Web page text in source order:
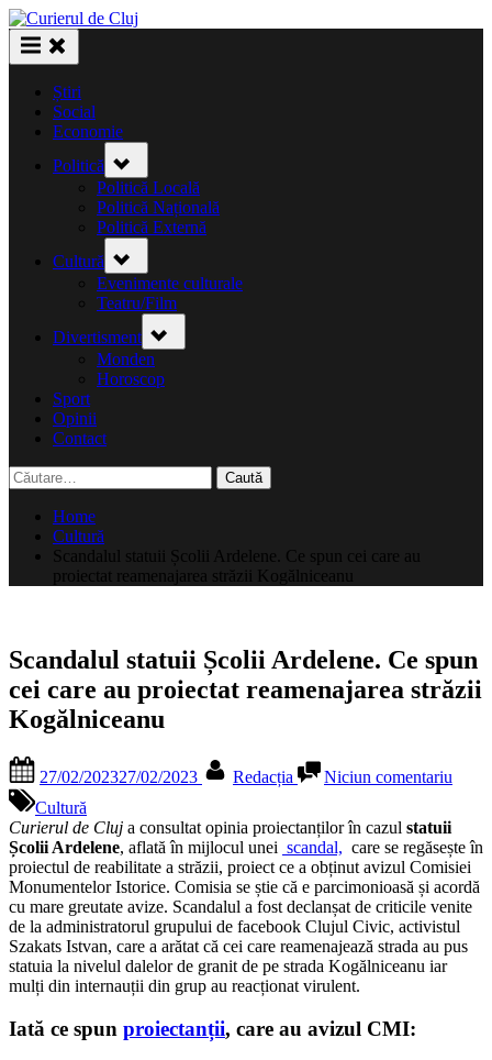
Skip
to
content
Știri
Social
Economie
Politică
sub-
menu
Politică Locală
Politică Națională
Politică Externă
Cultură
sub-
menu
Evenimente culturale
Teatru/Film
Divertisment sub-
menu
Monden
Horoscop
Sport
Opinii
Contact
Caută
după:
Home
Cultură
Scandalul statuii Școlii Ardelene. Ce spun cei care au
proiectat reamenajarea străzii Kogălniceanu
Scandalul statuii Școlii Ardelene. Ce spun
cei care au proiectat reamenajarea străzii
Kogălniceanu
on
27/02/202327/02/2023 Redacția Niciun comentariu
Ce
spun
cei
care
au
Cultură
Curierul de Cluj a consultat opinia proiectanților în cazul statuii
Școlii Ardelene, aflată în mijlocul unei scandal, care se regăsește în
proiectul de reabilitate a străzii, proiect ce a obținut avizul Comisiei
Monumentelor Istorice. Comisia se știe că e parcimonioasă și acordă
cu mare greutate avize. Scandalul a fost declanșat de criticile venite
de la administratorul grupului de facebook Clujul Civic, activistul
Szakats Istvan, care a arătat că cei care reamenajează strada au pus
statuia la nivelul dalelor de granit de pe strada Kogălniceanu iar
mulți din internauții din grup au reacționat virulent.
Iată ce spun proiectanții, care au avizul CMI: